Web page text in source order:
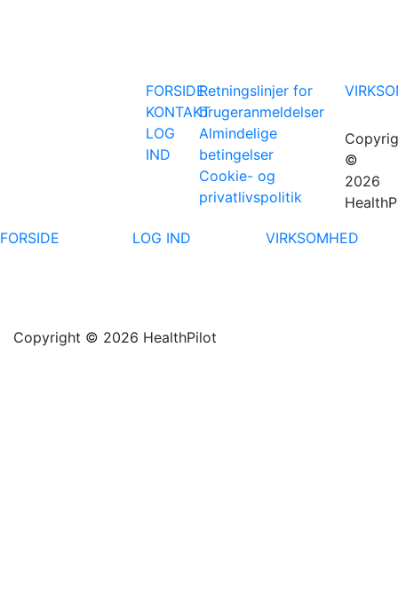
FORSIDE
KONTAKT
LOG
IND
Retningslinjer for
brugeranmeldelser
Almindelige
betingelser
Cookie- og
privatlivspolitik
©
2026
FORSIDE
LOG IND VIRKSOMHED
Copyright © 2026 HealthPilot